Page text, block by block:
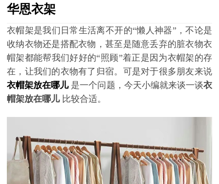
华恩衣架
衣帽架是我们日常生活离不开的“懒人神器”，不论是
收纳衣物还是搭配衣物，甚至是随意丢弃的脏衣物衣
帽架都能帮我们好好的“照顾”着正是因为衣帽架的存
在，让我们的衣物有了归宿。可是对于很多朋友来说
衣帽架放在哪儿 是一个问题，今天小编就来谈一谈衣
帽架放在哪儿 比较合适。